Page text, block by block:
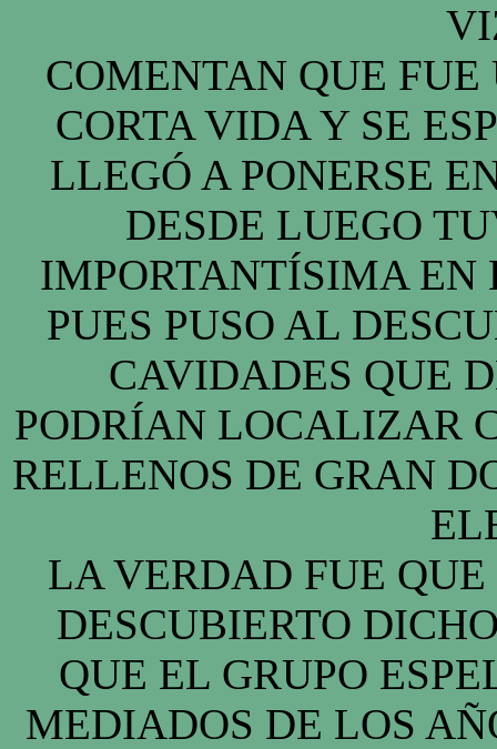
COMENTAN QUE
CORTA VIDA Y SE
LLEGÓ A PONERSE
DESDE LUEGO
IMPORTANTÍSIMA EN
PUES PUSO AL
CAVIDADES QUE
PODRÍAN LOCALIZAR
RELLENOS DE GRAN
LA VERDAD FUE
DESCUBIERTO
QUE EL GRUPO
MEDIADOS DE LOS